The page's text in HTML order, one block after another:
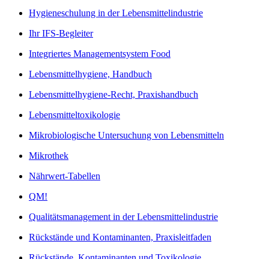
Hygieneschulung in der Lebensmittelindustrie
Ihr IFS-Begleiter
Integriertes Managementsystem Food
Lebensmittelhygiene, Handbuch
Lebensmittelhygiene-Recht, Praxishandbuch
Lebensmitteltoxikologie
Mikrobiologische Untersuchung von Lebensmitteln
Mikrothek
Nährwert-Tabellen
QM!
Qualitätsmanagement in der Lebensmittelindustrie
Rückstände und Kontaminanten, Praxisleitfaden